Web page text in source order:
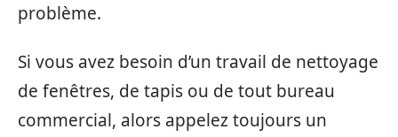
problème.
Si vous avez besoin d’un travail de nettoyage
de fenêtres, de tapis ou de tout bureau
commercial, alors appelez toujours un